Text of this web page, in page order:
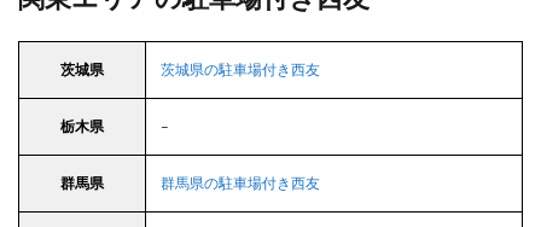
茨城県 茨城県の駐車場付き西友
栃木県 –
群馬県 群馬県の駐車場付き西友